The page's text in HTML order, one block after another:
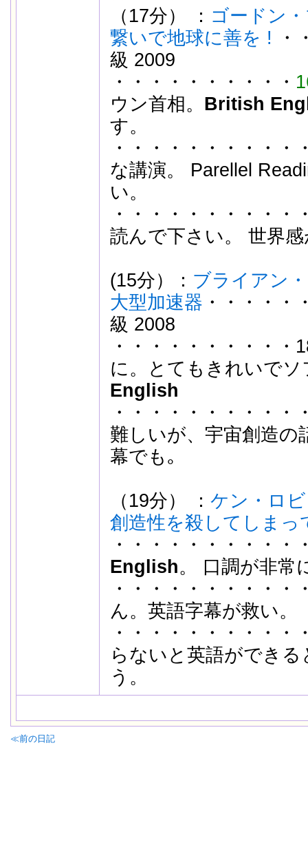
（17分） ： ゴードン
繋いで地球に善を ! ・
級 2009
・・・・・・・・・・
ウン首相。 British
す。
・・・・・・・・・・
な講演。 Parellel
い。
・・・・・・・・・
読んで下さい。 世界
(15分）： ブライアン
大型加速器 ・・・・・
級 2008
・・・・・・・・・・
に。とてもきれいで
English
・・・・・・・・・
難しいが、宇宙創造の
幕でも｡
（19分） ： ケン・ロ
創造性を殺してしまっ
・・・・・・・・・・
English。 口調が非常
・・・・・・・・・
ん。英語字幕が救い。
・・・・・・・・・
らないと英語ができ
う。
≪前の日記